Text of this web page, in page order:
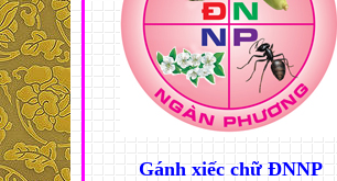
Gánh xiếc chữ ĐNNP